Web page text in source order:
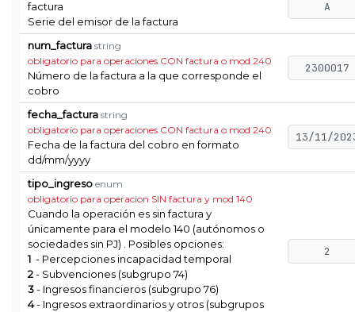
factura
Serie del emisor de la factura
A
num_factura string
obligatorio para operaciones CON factura o mod 240
Número de la factura a la que corresponde el
cobro
2300017
fecha_factura string
obligatorio para operaciones CON factura o mod 240
Fecha de la factura del cobro en formato
dd/mm/yyyy
13/11/
tipo_ingreso enum
obligatorio para operacion SIN factura y mod 140
Cuando la operación es sin factura y
únicamente para el modelo 140 (autónomos o
sociedades sin PJ) . Posibles opciones:
1 - Percepciones incapacidad temporal
2- Subvenciones (subgrupo 74)
3- Ingresos financieros (subgrupo 76)
4- Ingresos extraordinarios y otros (subgrupos
2